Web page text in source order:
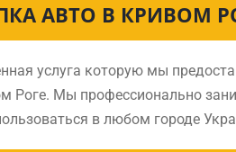
АВТО В КРИВОМ
услуга которую мы
Роге. Мы профессионально
в любом городе